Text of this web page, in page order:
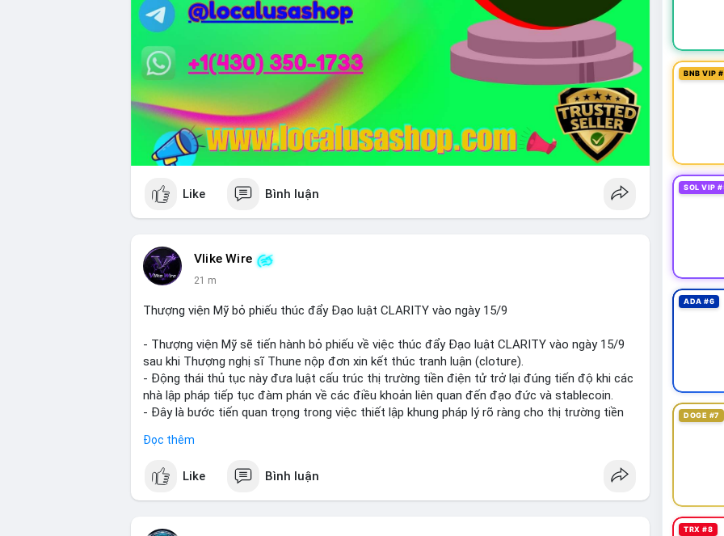
Like Bình luận
Vlike Wire
21 m
Thượng viện Mỹ bỏ phiếu thúc đẩy Đạo luật CLARITY vào ngày 15/9
- Thượng viện Mỹ sẽ tiến hành bỏ phiếu về việc thúc đẩy Đạo luật CLARITY vào ngày 15/9
sau khi Thượng nghị sĩ Thune nộp đơn xin kết thúc tranh luận (cloture).
- Động thái thủ tục này đưa luật cấu trúc thị trường tiền điện tử trở lại đúng tiến độ khi các
nhà lập pháp tiếp tục đàm phán về các điều khoản liên quan đến đạo đức và stablecoin.
- Đây là bước tiến quan trọng trong việc thiết lập khung pháp lý rõ ràng cho thị trường tiền
$btc $eth
#vlikevn
Đọc thêm
Like Bình luận
BNB VIP
SOL VIP
ADA #6
DOGE #7
TRX #8